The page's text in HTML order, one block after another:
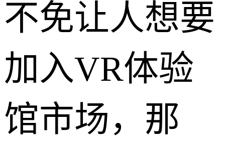
不免让人想要
加入VR体验
馆市场，那